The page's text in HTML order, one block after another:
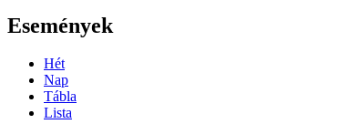
Események
Hét
Nap
Tábla
Lista